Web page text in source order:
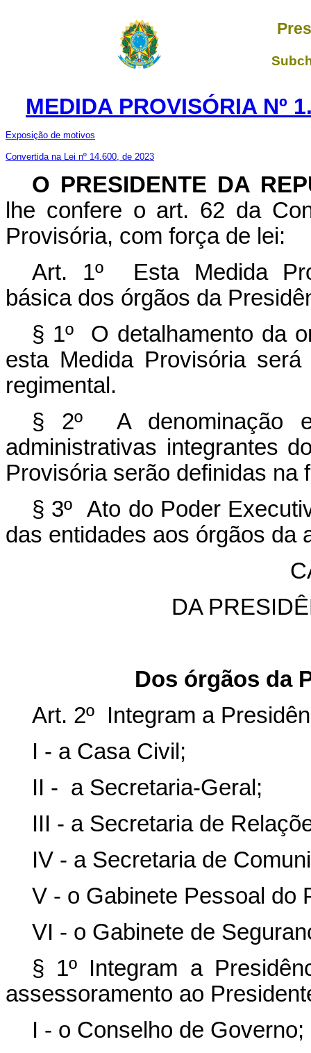
MEDIDA PROVISÓRIA Nº
Exposição de motivos
Convertida na Lei nº 14.600, de 2023
O PRESIDENTE DA
lhe confere o art. 62 da
Provisória, com força de lei:
Art. 1º Esta Medida
básica dos órgãos da
§ 1º O detalhamento da
esta Medida Provisória
regimental.
§ 2º A denominação
administrativas integrantes
Provisória serão definidas na
§ 3º Ato do Poder
das entidades aos órgãos da
DA
Dos órgãos da
Art. 2º Integram a
I - a Casa Civil;
II - a Secretaria-Geral;
III - a Secretaria de
IV - a Secretaria de
V - o Gabinete Pessoal do
VI - o Gabinete de
§ 1º Integram a
assessoramento ao
I - o Conselho de Governo;